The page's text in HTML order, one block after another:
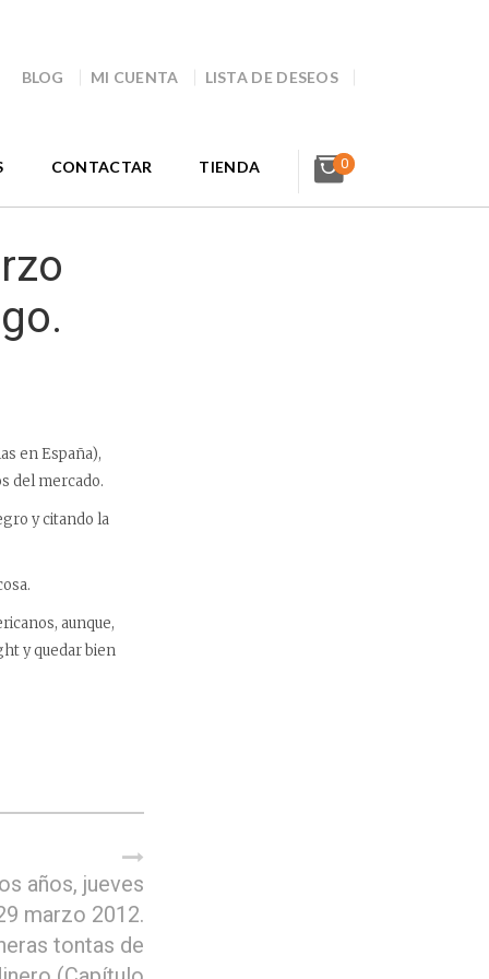
BLOG MI CUENTA LISTA DE DESEOS
CONTACTAR TIENDA 0
en España),
del mercado.
y citando la
aunque,
y quedar bien
años, jueves
marzo 2012.
tontas de